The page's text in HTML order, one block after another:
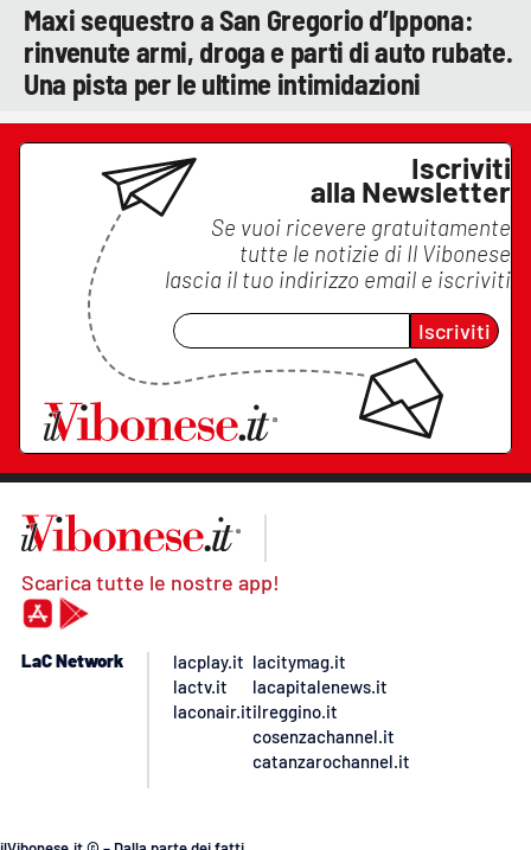
Maxi sequestro a San Gregorio d’Ippona:
rinvenute armi, droga e parti di auto rubate.
Una pista per le ultime intimidazioni
Iscriviti
alla Newsletter
Se vuoi ricevere gratuitamente
tutte le notizie di Il Vibonese
lascia il tuo indirizzo email e iscriviti
Iscriviti
Scarica tutte le nostre app!
LaC Network
lacplay.it
lactv.it
laconair.it
lacitymag.it
lacapitalenews.it
ilreggino.it
cosenzachannel.it
catanzarochannel.it